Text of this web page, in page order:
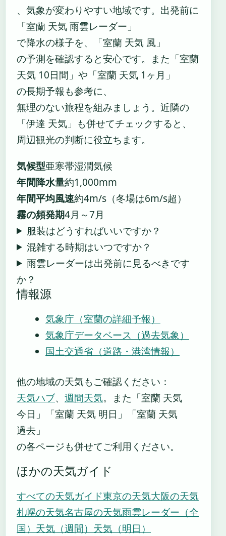
、気象が変わりやすい地域です。出発前に
「室蘭 天気 雨雲レーダー」
で降水の様子を、「室蘭 天気 風」
の予測を確認すると安心です。また「室蘭
天気 10日間」や「室蘭 天気 1ヶ月」
の長期予報も参考に、
無理のない旅程を組みましょう。近隣の
「伊達 天気」も併せてチェックすると、
周辺観光の判断に役立ちます。
気候型亜寒帯湿潤気候
年間降水量約1,000mm
年間平均風速約4m/s（冬場は6m/s超）
霧の頻発期4月～7月
服装はどうすればいいですか？
混雑する時期はいつですか？
雨雲レーダーは出発前に見るべきです
か？
情報源
気象庁（室蘭の詳細予報）
気象庁データベース（過去気象）
国土交通省（道路・港湾情報）
他の地域の天気もご確認ください：
天気ハブ、 週間天気。また「室蘭 天気
今日」「室蘭 天気 明日」「室蘭 天気
過去」
の各ページも併せてご利用ください。
ほかの天気ガイド
すべての天気ガイド東京の天気大阪の天気
札幌の天気名古屋の天気雨雲レーダー（全
国） 天気（週間） 天気（明日）